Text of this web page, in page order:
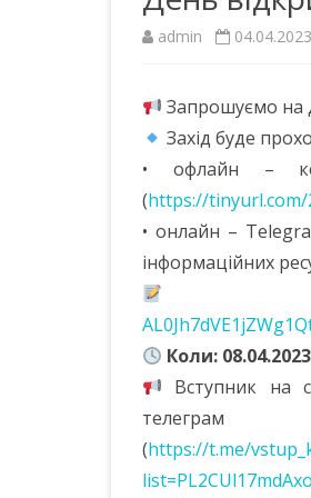
СКЛАД
БАЗА
НАШІ
admin 04.04.2023
Запрошуємо на
Захід буде
• офлайн –
(https://tinyurl.com/
• онлайн –
інформаційних
Коли:
Вступник на
телеграм
(https://t.me/